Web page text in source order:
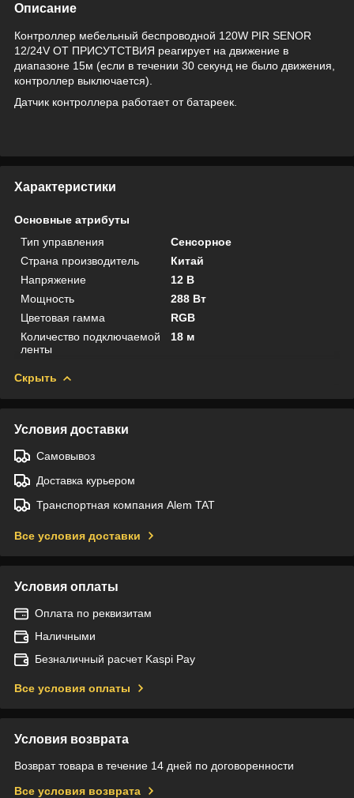
Описание
Контроллер мебельный беспроводной 120W PIR SENOR
12/24V ОТ ПРИСУТСТВИЯ реагирует на движение в
диапазоне 15м (если в течении 30 секунд не было движения,
контроллер выключается).
Датчик контроллера работает от батареек.
Характеристики
Основные атрибуты
Тип управления
Сенсорное
Страна производитель
Китай
Напряжение
12 В
Мощность
288 Вт
Цветовая гамма
RGB
Количество подключаемой
ленты
18 м
Скрыть
Условия доставки
Самовывоз
Доставка курьером
Транспортная компания Alem TAT
Все условия доставки
Условия оплаты
Оплата по реквизитам
Наличными
Безналичный расчет Kaspi Pay
Все условия оплаты
Условия возврата
Возврат товара в течение 14 дней по договоренности
Все условия возврата